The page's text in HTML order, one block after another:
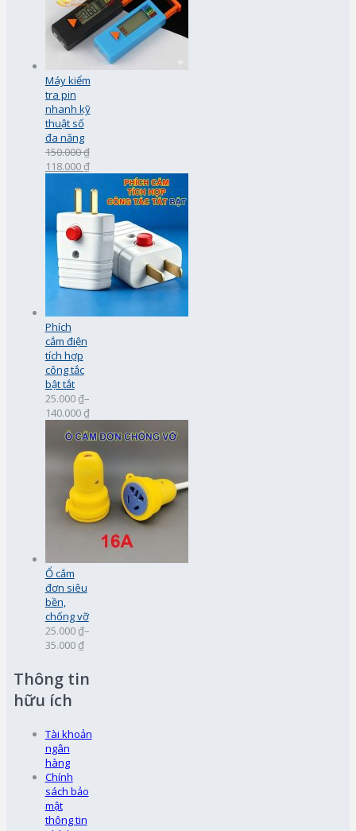
Máy kiểm
tra pin
nhanh kỹ
thuật số
đa năng
150.000 ₫
118.000 ₫
Phích
cắm điện
tích hợp
công tắc
bật tắt
25.000 ₫–
140.000 ₫
Ổ cắm
đơn siêu
bền,
chống vỡ
25.000 ₫–
35.000 ₫
Thông tin
hữu ích
Tài khoản
ngân
hàng
Chính
sách bảo
mật
thông tin